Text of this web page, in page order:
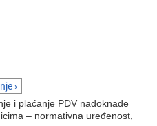
›
i plaćanje PDV nadoknade
– normativna uređenost,